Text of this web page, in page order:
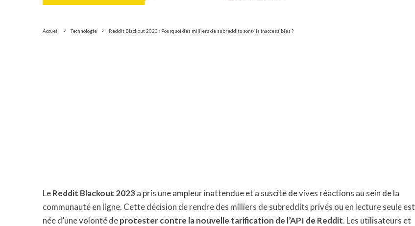
Accueil Technologie Reddit Blackout 2023 : Pourquoi des milliers de subreddits sont-ils inaccessibles ?
LeReddit Blackout 2023a pris une ampleur inattendue et a suscité de vives réactions au sein de la
communauté en ligne. Cette décision de rendre des milliers de subreddits privés ou en lecture seule est
née d’une volonté deprotester contre la nouvelle tarification de l’API de Reddit. Les utilisateurs et